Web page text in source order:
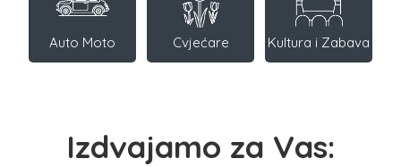
Auto Moto Cvjećare Kultura i Zabava
Izdvajamo za Vas: